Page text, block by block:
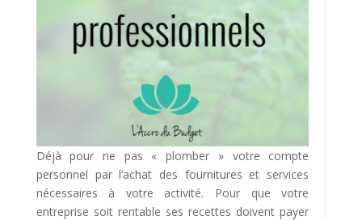
Déjà pour ne pas « plomber » votre compte
personnel par l’achat des fournitures et services
nécessaires à votre activité. Pour que votre
entreprise soit rentable ses recettes doivent payer